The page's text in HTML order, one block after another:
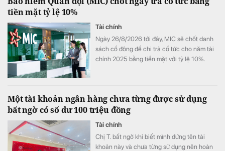
tiền mặt tỷ lệ 10%
Tài chính
Ngày 26/8/2026 tới đây, MIC sẽ chốt danh
sách cổ đông để chi trả cổ tức cho năm tài
chính 2025 bằng tiền mặt với tỷ lệ 10%.
Một tài khoản ngân hàng chưa từng được sử dụng
bất ngờ có số dư 100 triệu đồng
Tài chính
Chị T. bất ngờ khi biết mình đứng tên tài
khoản này và chưa từng sử dụng nên hoàn